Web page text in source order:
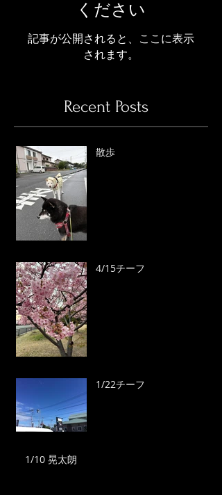
ください
記事が公開されると、ここに表示
されます。
Recent Posts
散歩
4/15チーフ
1/22チーフ
1/10 晃太朗